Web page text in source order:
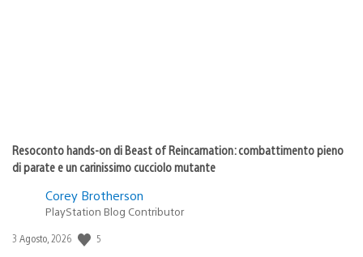
Resoconto hands-on di Beast of Reincarnation: combattimento pieno
di parate e un carinissimo cucciolo mutante
Corey Brotherson
PlayStation Blog Contributor
Data
3 Agosto, 2026 5